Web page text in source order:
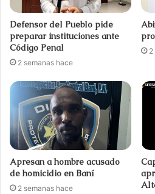
Defensor del Pueblo pide
preparar instituciones ante
Código Penal
2 semanas hace
2
Apresan a hombre acusado
de homicidio en Baní
2 semanas hace